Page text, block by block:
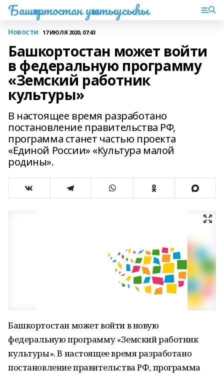
Башҡортостан уҡытыусыһы
Новости 17 ИЮЛЯ 2020, 07:43
Башкортостан может войти
в федеральную программу
«Земский работник
культуры»
В настоящее время разработано
постановление правительства РФ,
программа станет частью проекта
«Единой России» «Культура малой
родины».
Башкортостан может войти в новую
федеральную программу «Земский работник
культуры». В настоящее время разработано
постановление правительства РФ, программа